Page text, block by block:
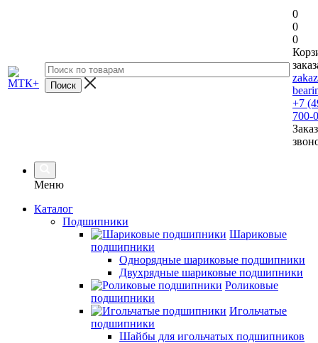
0
0
0
+7
700-
Меню
Каталог
Подшипники
Шариковые
подшипники
Однорядные шариковые подшипники
Двухрядные шариковые подшипники
Роликовые
подшипники
Игольчатые
подшипники
Шайбы для игольчатых подшипников